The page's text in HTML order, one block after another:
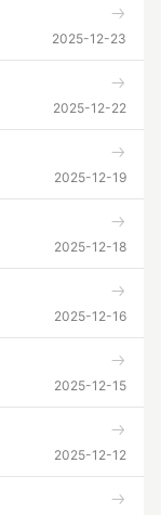
2025-12-23
2025-12-22
2025-12-19
2025-12-18
2025-12-16
2025-12-15
2025-12-12